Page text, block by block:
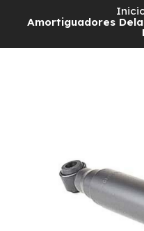
Amortiguadores